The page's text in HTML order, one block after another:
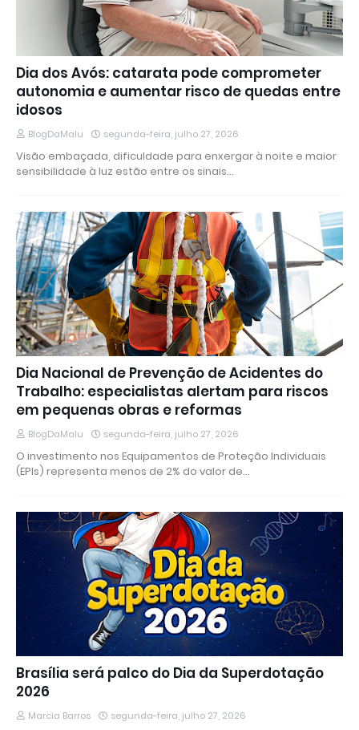
Dia dos Avós: catarata pode comprometer
autonomia e aumentar risco de quedas entre
idosos
BlogDaMalu segunda-feira, julho 27, 2026
Visão embaçada, dificuldade para enxergar à noite e maior
sensibilidade à luz estão entre os sinais…
Dia Nacional de Prevenção de Acidentes do
Trabalho: especialistas alertam para riscos
em pequenas obras e reformas
BlogDaMalu segunda-feira, julho 27, 2026
O investimento nos Equipamentos de Proteção Individuais
(EPIs) representa menos de 2% do valor de…
Brasília será palco do Dia da Superdotação
2026
Marcia Barros segunda-feira, julho 27, 2026